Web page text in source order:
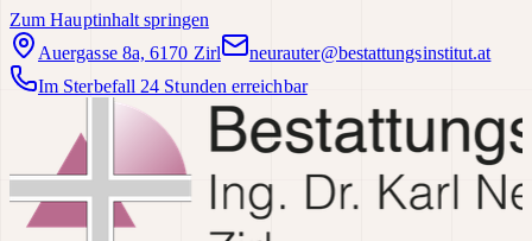
Zum Hauptinhalt springen
Auergasse 8a, 6170 Zirl
neurauter@bestattungsinstitut.at
Im Sterbefall 24 Stunden erreichbar